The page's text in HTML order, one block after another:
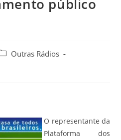
público
Outras Rádios
O representante da
Plataforma dos